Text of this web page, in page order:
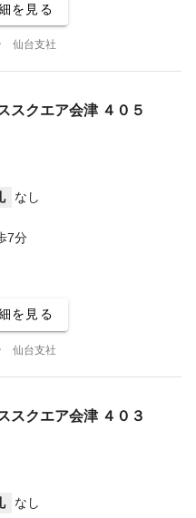
を見る
仙台支社
スクエア会津 ４０５
なし
7分
を見る
仙台支社
スクエア会津 ４０３
なし